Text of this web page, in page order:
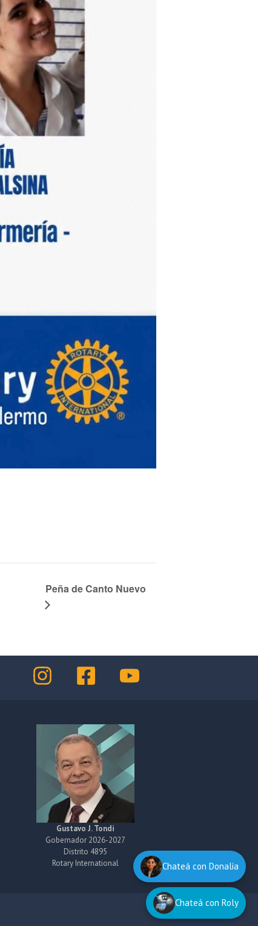
Peña de Canto Nuevo
Gustavo J. Tondi
Gobernador 2026-2027
Distrito 4895
Rotary International
Chateá con Roly
Chateá con Donalia